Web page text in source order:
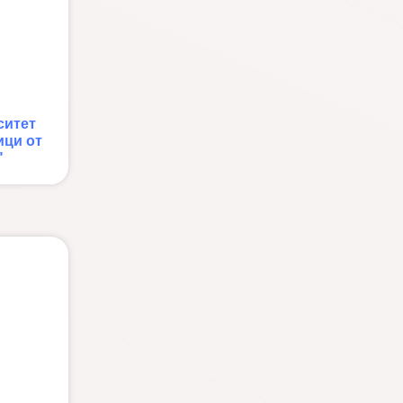
от